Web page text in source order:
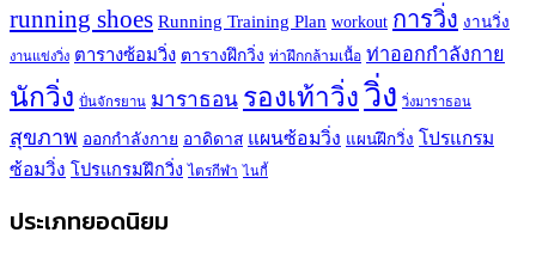
running shoes Running Training Plan workout การวิ่ง งานวิ่ง
งานแข่งวิ่ง ตารางซ้อมวิ่ง ตารางฝึกวิ่ง ท่าฝึกกล้ามเนื้อ ท่าออกกำลังกาย
นักวิ่ง ปั่นจักรยาน มาราธอน รองเท้าวิ่ง วิ่ง วิ่งมาราธอน
สุขภาพ ออกกำลังกาย อาดิดาส แผนซ้อมวิ่ง แผนฝึกวิ่ง โปรแกรม
ซ้อมวิ่ง โปรแกรมฝึกวิ่ง ไตรกีฬา ไนกี้
ประเภทยอดนิยม